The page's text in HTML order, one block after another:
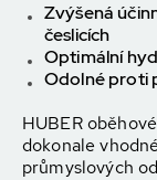
Zvýšená
česlicích
Optimální
Odolné proti
HUBER
dokonale
průmyslových